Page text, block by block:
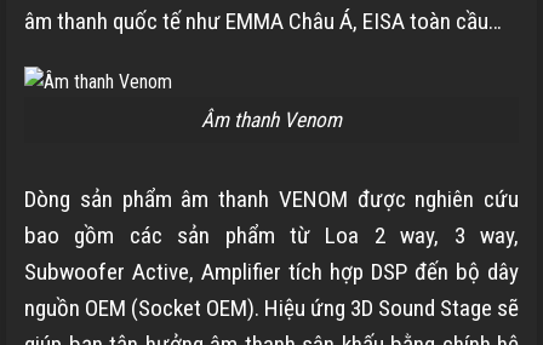
âm thanh quốc tế như EMMA Châu Á, EISA toàn cầu…
Âm thanh Venom
Dòng sản phẩm âm thanh VENOM được nghiên cứu
bao gồm các sản phẩm từ Loa 2 way, 3 way,
Subwoofer Active, Amplifier tích hợp DSP đến bộ dây
nguồn OEM (Socket OEM). Hiệu ứng 3D Sound Stage sẽ